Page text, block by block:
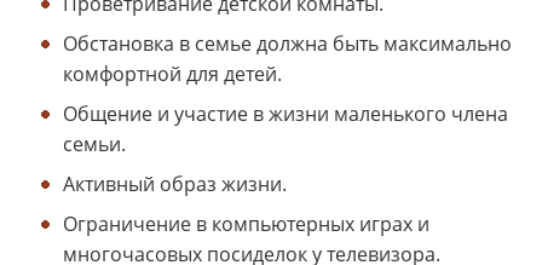
Обстановка в семье должна быть максимально
комфортной для детей.
Общение и участие в жизни маленького члена
семьи.
Активный образ жизни.
Ограничение в компьютерных играх и
многочасовых посиделок у телевизора.